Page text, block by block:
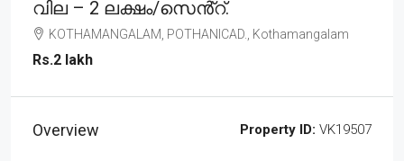
വില – 2 ലക്ഷം/സെൻ്റ്.
KOTHAMANGALAM, POTHANICAD., Kothamangalam
Rs.2 lakh
Overview Property ID: VK19507